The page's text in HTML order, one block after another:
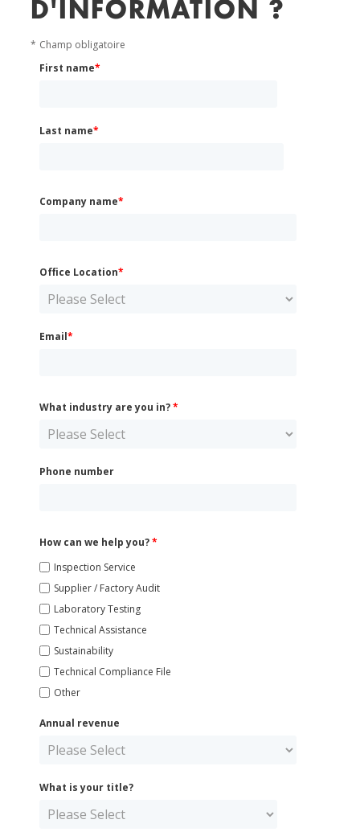
D'INFORMATION ?
* Champ obligatoire
First name*
Last name*
Company name*
Office Location*
Email*
What industry are you in?*
Phone number
How can we help you?*
Inspection Service
Supplier / Factory Audit
Laboratory Testing
Technical Assistance
Sustainability
Technical Compliance File
Other
Annual revenue
What is your title?